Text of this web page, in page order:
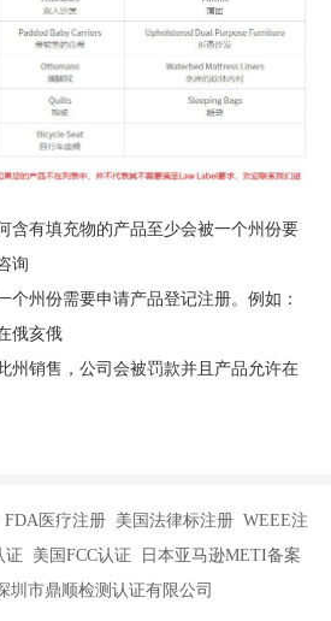
含有填充物的产品至少会被一个州份要
询
个州份需要申请产品登记注册。例如：
俄亥俄
州销售，公司会被罚款并且产品允许在
医疗注册 美国法律标注册 WEEE注
美国FCC认证 日本亚马逊METI备案
圳市鼎顺检测认证有限公司